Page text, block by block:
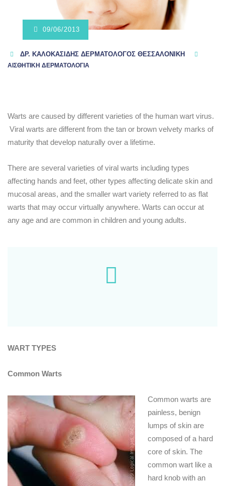
09/06/2013
ΔΡ. ΚΑΛΟΚΑΣΊΔΗΣ ΔΕΡΜΑΤΟΛΌΓΟΣ ΘΕΣΣΑΛΟΝΊΚΗ
ΑΙΣΘΗΤΙΚΗ ΔΕΡΜΑΤΟΛΟΓΙΑ
Warts are caused by different varieties of the human wart virus.
Viral warts are different from the tan or brown velvety marks of
maturity that develop naturally over a lifetime.
There are several varieties of viral warts including types
affecting hands and feet, other types affecting delicate skin and
mucosal areas, and the smaller wart variety referred to as flat
warts that may occur virtually anywhere. Warts can occur at
any age and are common in children and young adults.
WART TYPES
Common Warts
Common warts are
painless, benign
lumps of skin are
composed of a hard
core of skin. The
common wart like a
hard knob with an